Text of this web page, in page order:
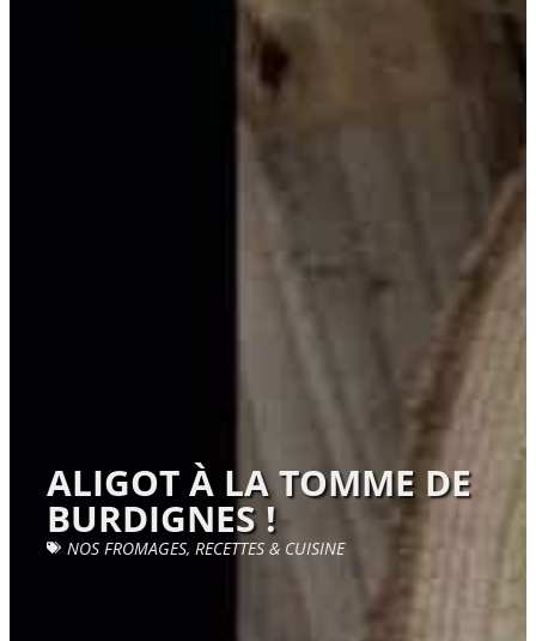
ALIGOT À LA TOMME DE
BURDIGNES !
NOS FROMAGES, RECETTES & CUISINE